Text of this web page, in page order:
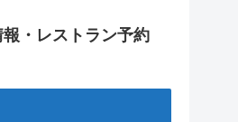
・レストラン予約